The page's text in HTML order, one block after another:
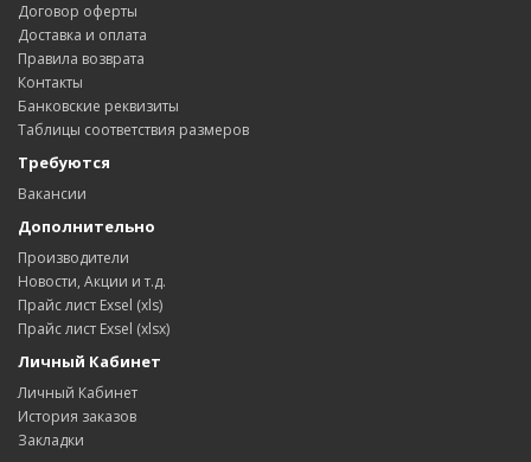
Договор оферты
Доставка и оплата
Правила возврата
Контакты
Банковские реквизиты
Таблицы соответствия размеров
Требуются
Вакансии
Дополнительно
Производители
Новости, Акции и т.д.
Прайс лист Exsel (xls)
Прайс лист Exsel (xlsx)
Личный Кабинет
Личный Кабинет
История заказов
Закладки